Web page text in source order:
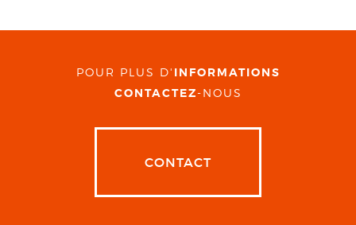
POUR PLUS D' INFORMATIONS
CONTACTEZ-NOUS
CONTACT